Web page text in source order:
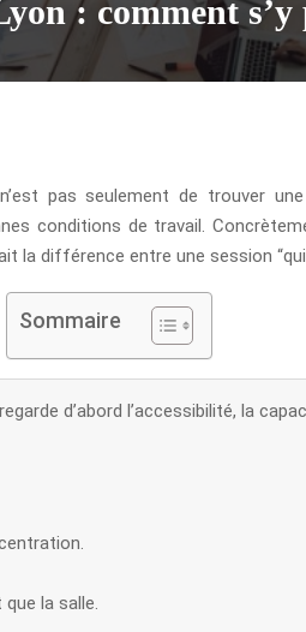
: comment s’y
n’est pas seulement de trouver
conditions de travail.
différence entre une session
Sommaire
d’abord l’accessibilité, la
la salle.